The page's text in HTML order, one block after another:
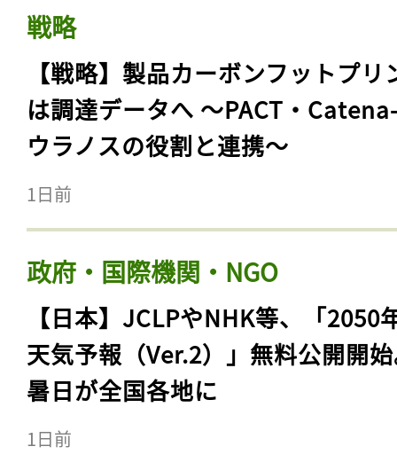
戦略
【戦略】製品カーボンフットプリ
は調達データへ 〜PACT・
ウラノスの役割と連携〜
1日前
政府・国際機関・NGO
【日本】JCLPやNHK等、「2050
天気予報（Ver.2）」無料公開開
暑日が全国各地に
1日前